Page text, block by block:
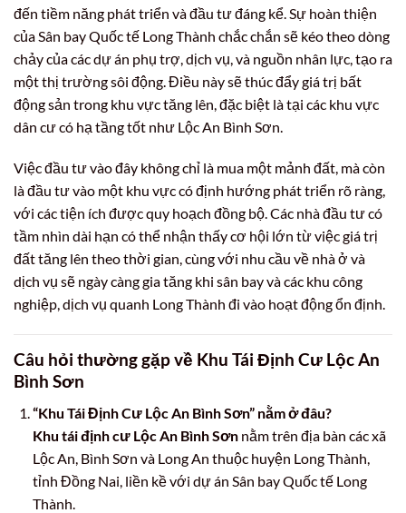
đến tiềm năng phát triển và đầu tư đáng kể. Sự hoàn thiện
của Sân bay Quốc tế Long Thành chắc chắn sẽ kéo theo dòng
chảy của các dự án phụ trợ, dịch vụ, và nguồn nhân lực, tạo ra
một thị trường sôi động. Điều này sẽ thúc đẩy giá trị bất
động sản trong khu vực tăng lên, đặc biệt là tại các khu vực
dân cư có hạ tầng tốt như Lộc An Bình Sơn.
Việc đầu tư vào đây không chỉ là mua một mảnh đất, mà còn
là đầu tư vào một khu vực có định hướng phát triển rõ ràng,
với các tiện ích được quy hoạch đồng bộ. Các nhà đầu tư có
tầm nhìn dài hạn có thể nhận thấy cơ hội lớn từ việc giá trị
đất tăng lên theo thời gian, cùng với nhu cầu về nhà ở và
dịch vụ sẽ ngày càng gia tăng khi sân bay và các khu công
nghiệp, dịch vụ quanh Long Thành đi vào hoạt động ổn định.
Câu hỏi thường gặp về Khu Tái Định Cư Lộc An
Bình Sơn
“Khu Tái Định Cư Lộc An Bình Sơn” nằm ở đâu?
Khu tái định cư Lộc An Bình Sơnnằm trên địa bàn các xã
Lộc An, Bình Sơn và Long An thuộc huyện Long Thành,
tỉnh Đồng Nai, liền kề với dự án Sân bay Quốc tế Long
Thành.